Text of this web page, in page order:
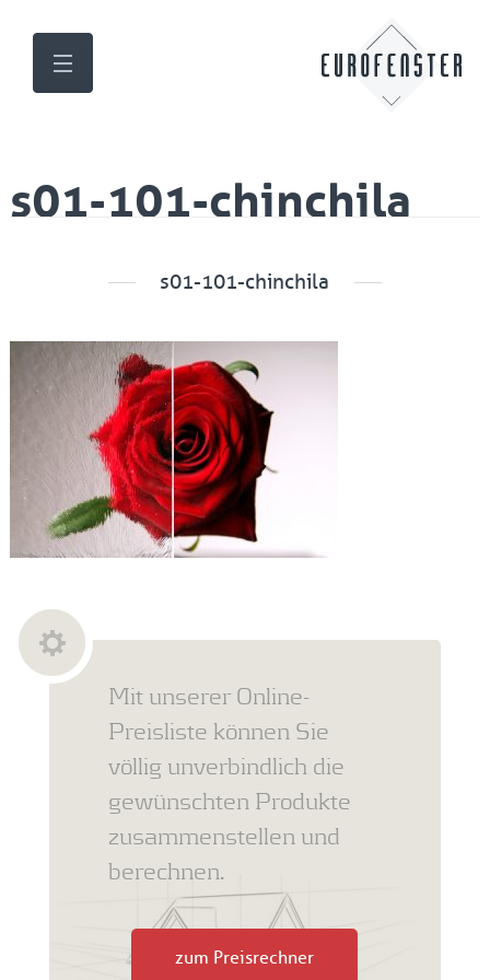
s01-101-chinchila
s01-101-chinchila
Mit unserer Online-
Preisliste können Sie
völlig unverbindlich die
gewünschten Produkte
zusammenstellen und
berechnen.
zum Preisrechner